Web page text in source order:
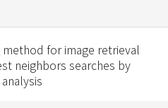
method for image retrieval
neighbors searches by